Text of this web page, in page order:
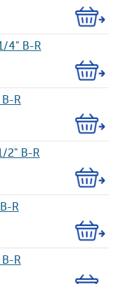
Кол-
во
4" B-R
Кол-
во
R
Кол-
во
2" B-R
Кол-
во
R
Кол-
во
R